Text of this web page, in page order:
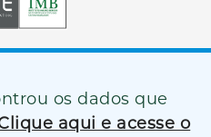
os dados que
aqui e acesse o